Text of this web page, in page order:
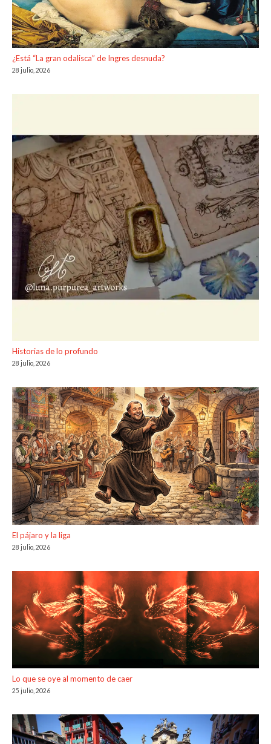
¿Está “La gran odalisca” de Ingres desnuda?
28 julio, 2026
Historias de lo profundo
28 julio, 2026
El pájaro y la liga
28 julio, 2026
Lo que se oye al momento de caer
25 julio, 2026